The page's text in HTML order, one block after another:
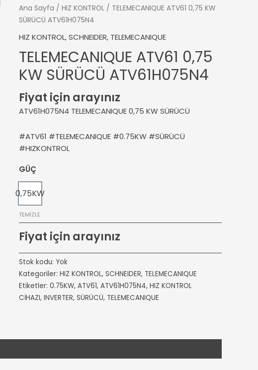
Ana Sayfa / HIZ KONTROL/ TELEMECANIQUE ATV61 0,75 KW
SÜRÜCÜ ATV61H075N4
HIZ KONTROL,SCHNEIDER, TELEMECANIQUE
TELEMECANIQUE ATV61 0,75
KW SÜRÜCÜ ATV61H075N4
Fiyat için arayınız
ATV61H075N4 TELEMECANIQUE 0,75 KW SÜRÜCÜ
#ATV61 #TELEMECANIQUE #0.75KW #SÜRÜCÜ
#HIZKONTROL
GÜÇ
0,75KW
TEMIZLE
Fiyat için arayınız
Stok kodu: Yok
Kategoriler: HIZ KONTROL, SCHNEIDER, TELEMECANIQUE
Etiketler: 0.75KW, ATV61, ATV61H075N4, HIZ KONTROL
CİHAZI, INVERTER, SÜRÜCÜ, TELEMECANIQUE